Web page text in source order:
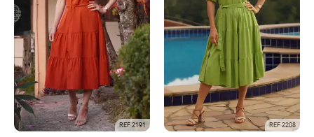
REF 2191 REF 2208